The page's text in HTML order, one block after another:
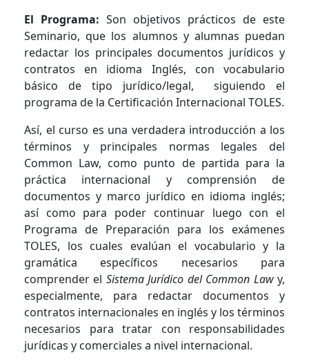
El Programa: Son objetivos prácticos de este
Seminario, que los alumnos y alumnas puedan
redactar los principales documentos jurídicos y
contratos en idioma Inglés, con vocabulario
básico de tipo jurídico/legal, siguiendo el
programa de la Certificación Internacional TOLES.
Así, el curso es una verdadera introducción a los
términos y principales normas legales del
Common Law, como punto de partida para la
práctica internacional y comprensión de
documentos y marco jurídico en idioma inglés;
así como para poder continuar luego con el
Programa de Preparación para los exámenes
TOLES, los cuales evalúan el vocabulario y la
gramática específicos necesarios para
comprender el Sistema Jurídico del Common Lawy,
especialmente, para redactar documentos y
contratos internacionales en inglés y los términos
necesarios para tratar con responsabilidades
jurídicas y comerciales a nivel internacional.